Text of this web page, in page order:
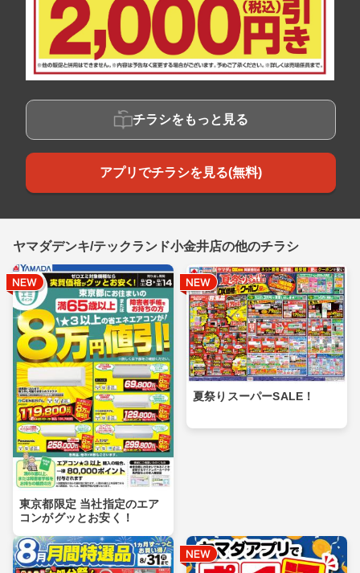
チラシをもっと見る
アプリでチラシを見る(無料)
ヤマダデンキ/テックランド小金井店の他のチラシ
東京都限定 当社指定のエア
コンがグッとお安く！
夏祭りスーパーSALE！